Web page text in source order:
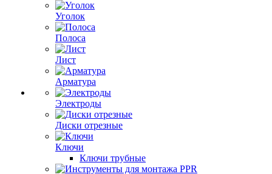
Уголок
Полоса
Лист
Арматура
Электроды
Диски отрезные
Ключи
Ключи трубные